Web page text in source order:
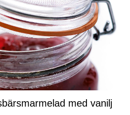
med vanilj